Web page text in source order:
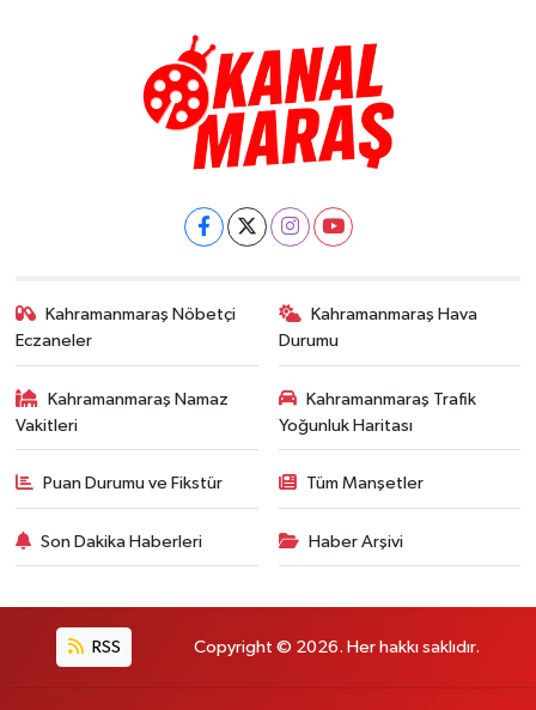
Kahramanmaraş Nöbetçi
Eczaneler
Kahramanmaraş Hava
Durumu
Kahramanmaraş Namaz
Vakitleri
Kahramanmaraş Trafik
Yoğunluk Haritası
Puan Durumu ve Fikstür Tüm Manşetler
Son Dakika Haberleri Haber Arşivi
RSS Copyright © 2026. Her hakkı saklıdır.